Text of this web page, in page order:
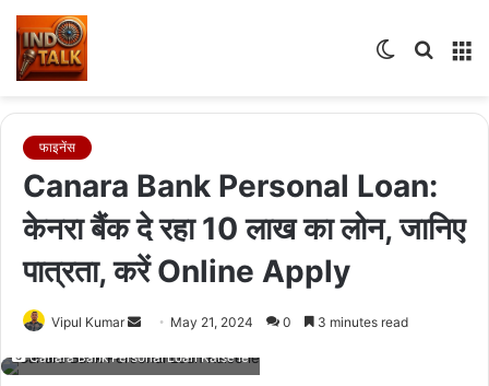
Search
Switch
फाइनेंस
Canara Bank Personal Loan:
केनरा बैंक दे रहा 10 लाख का लोन, जानिए
पात्रता, करें Online Apply
Vipul Kumar
Send
email
May 21, 2024 0 3 minutes read
Canara Bank Personal Loan Kaise le